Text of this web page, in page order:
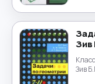
Труд
Турецкий язык
Украинский
Зив
Зив